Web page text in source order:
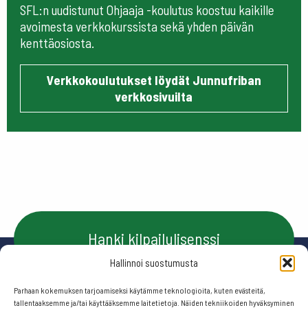
Hallinnoi suostumusta
Parhaan kokemuksen tarjoamiseksi käytämme teknologioita, kuten evästeitä,
tallentaaksemme ja/tai käyttääksemme laitetietoja. Näiden tekniikoiden hyväksyminen
SFL:n uudistunut Ohjaaja -koulutus koostuu kaikille
avoimesta verkkokurssista sekä yhden päivän
kenttäosiosta.
Verkkokoulutukset löydät Junnufriban
verkkosivuilta
Hanki kilpailulisenssi
Ota yhteyttä